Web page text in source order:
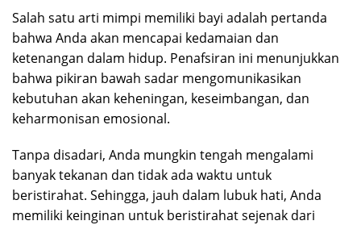
Salah satu arti mimpi memiliki bayi adalah pertanda
bahwa Anda akan mencapai kedamaian dan
ketenangan dalam hidup. Penafsiran ini menunjukkan
bahwa pikiran bawah sadar mengomunikasikan
kebutuhan akan keheningan, keseimbangan, dan
keharmonisan emosional.
Tanpa disadari, Anda mungkin tengah mengalami
banyak tekanan dan tidak ada waktu untuk
beristirahat. Sehingga, jauh dalam lubuk hati, Anda
memiliki keinginan untuk beristirahat sejenak dari